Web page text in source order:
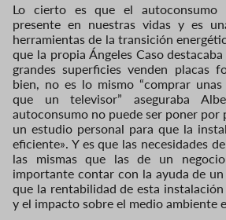
Lo cierto es que el autoconsumo
presente en nuestras vidas y es
herramientas de la transición
que la propia Ángeles Caso
grandes superficies venden placas
bien, no es lo mismo “comprar
que un televisor” aseguraba
autoconsumo no puede ser poner por
un estudio personal para que la
eficiente». Y es que las necesidades
las mismas que las de un
importante contar con la ayuda de
que la rentabilidad de esta
y el impacto sobre el medio ambiente